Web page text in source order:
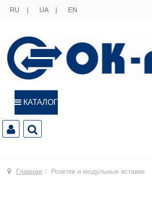
RU UA EN
КАТАЛОГ
Главная Розетки и модульные вставки